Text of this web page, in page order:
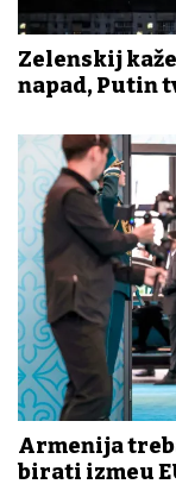
Zelenskij
napad, Putin
Armenija
birati između